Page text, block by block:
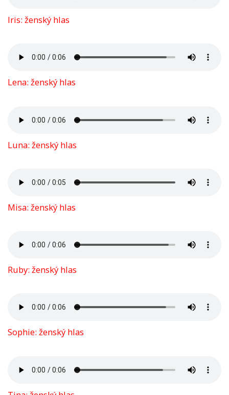
Iris: ženský hlas
Lena: ženský hlas
Luna: ženský hlas
Misa: ženský hlas
Ruby: ženský hlas
Sophie: ženský hlas